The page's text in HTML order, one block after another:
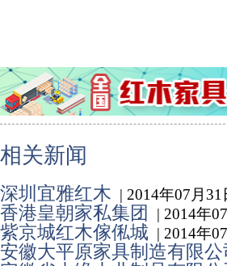
相关新闻
深圳宜雅红木 | 2014年07月31
香港皇朝家私集团 | 2014年
紫京城红木傢俬城 | 2014年
安徽大平原家具制造有限公